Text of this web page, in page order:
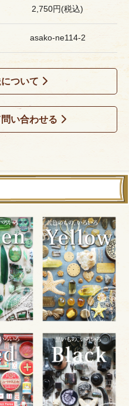
2,750円(税込)
asako-ne114-2
ついて
い合わせる